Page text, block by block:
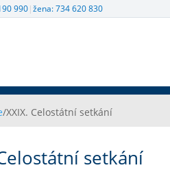
990|žena: 734 620 830
/XXIX. Celostátní setkání
setkání